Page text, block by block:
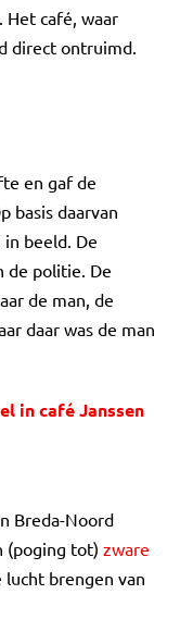
Het café, waar
direct ontruimd.
en gaf de
basis daarvan
beeld. De
de politie. De
de man, de
daar was de man
in café Janssen
Breda-Noord
(poging tot) zware
brengen van